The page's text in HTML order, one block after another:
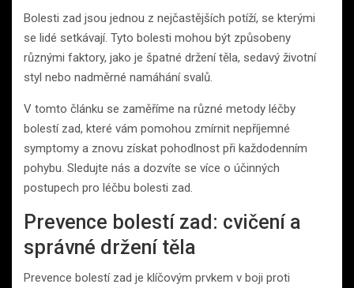
Bolesti zad jsou jednou z nejčastějších potíží, se kterými
se lidé setkávají. Tyto bolesti mohou být způsobeny
různými faktory, jako je špatné držení těla, sedavý životní
styl nebo nadměrné namáhání svalů.
V tomto článku se zaměříme na různé metody léčby
bolestí zad, které vám pomohou zmírnit nepříjemné
symptomy a znovu získat pohodlnost při každodenním
pohybu. Sledujte nás a dozvíte se více o účinných
postupech pro léčbu bolesti zad.
Prevence bolestí zad: cvičení a
správné držení těla
Prevence bolestí zad je klíčovým prvkem v boji proti